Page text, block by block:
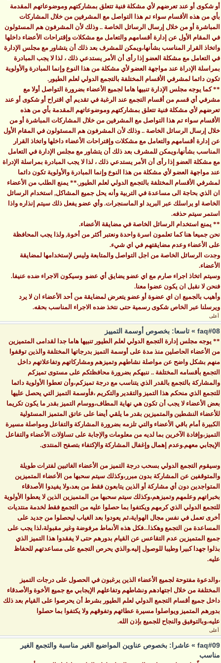
أو شكوى أو عند تعرضهم لأي مشكلة فنية تتعلق بمشاركتهم وموضوعاتهم المقدمة
بأي من هذه الأقسام سواء تم هذا التواصل مع المشرفين من خلال المشاركات
المباشرة أو من خلال إرسال الرسائل الخاصة .. وذلك لأن المشرفون هم المسئولون
في المقام الأول عن إدارة أقسامهم والتعامل مع مشكلات وإقتراحات الأعضاء داخلها
واتخاذ القرار المناسب بشأنها،ويمكن للمشرف بعد ذلك أن يتشاور مع مجلس الإدارة
في التعامل مع مشكلة العضو إذا رأى أن الأمر يستدعي ذلك ، لذا لا يجب المبادرة
بمراسلة الإدراة عند مواجهة العضو لأي مشكلة من هذا النوع وإنما المبادرة والأولوية
تكون دائما لمشرفي الأقسام المختلفة بالتجمع الدولي لعلم الطيور.
** كما يوجه مجلس الإدارة تنبيها هاما لجميع الأعضاء بضرورة التواصل أولا مع
مشرفي أي قسم من أقسام التجمع عند الرغبة في تقديم أي اقتراح أو شكوى أو عند
تعرضهم لأي مشكلة فنية تتعلق بمشاركتهم وموضوعاتهم المقدمة بأي من هذه
الأقسام سواء تم هذا التواصل مع المشرفين من خلال المشاركات المباشرة أو من
خلال إرسال الرسائل الخاصة .. وذلك لأن المشرفون هم المسئولون في المقام الأول
عن إدارة أقسامهم والتعامل مع مشكلات وإقتراحات الأعضاء داخلها واتخاذ القرار
المناسب بشأنها،ويمكن للمشرف بعد ذلك أن يتشاور مع مجلس الإدارة في التعامل
مع مشكلة العضو إذا رأى أن الأمر يستدعي ذلك ، لذا لا يجب المبادرة بمراسلة الإدراة
عند مواجهة العضو لأي مشكلة من هذا النوع وإنما المبادرة والأولوية تكون دائما
لمشرفي الأقسام المختلفة بالتجمع الدولي لعلم الطيور.** يمنع الطلب من الأعضاء
ان الذي بحاجة الى مساعدة في التربية وأنه يحل جميع المشاكل, استخدام الرسائل
الخاصة او يراسلك عبر البريد او الماسنجرات. وأي عضو يفعل ذلك سيتم إنذاره واذا
استمر سيتم حذفه.
** يمنع استخدام الرسائل الخاصة في مضايقة الأعضاء.
نحن جميعا هنا كما تعلمون اسرة واحدة ونعتبر أكثر من أخوة, ولذا يجب المحافظة
على الأعضاء وعدم مضايقتهم في اي شيء.
وجدت الرسائل الخاصة من اجل التواصل والمتابعة وليس لإستخدامها لمضايقة
الأعضاء.
وسيتم اتخاذ اجراء صارم مع اي عضو يضايق أي عضو وسيكون الاجراء ضده عنيفا.
فنحن لا نقبل ان يكون عضوا معنا.
وأهيب بالجميع ان اي عضوة أو عضو يتعرض لمضايقة من أحد الأعضاء ان لا يرد
ويرسلنا عبر الخاص شكوى رسمية حتى نتخذ ضده الاجراء المناسب بحقه.
أعلى
faq#08 » تاسعا: بخصوص أوسمة التمييز
** يوجه مجلس إدارة التجمع الدولي لعلم الطيور تنبيها هاما جدا لقدامى المتميزين
من الأعضاء الحاصلين منذ مدة على أوسمة التميز بدرجاتها المختلفة والذين توقفوا
منهم بشكل واضح عن مواصلة نشاطهم وتميزهم ومشاركاتهم وتفاعلاتهم داخل
التجمع بأقسامه المختلفة .. ننبهكم بضرورة محافظتكم على مستوى تميزكم
والمشاركة بالتجمع بالقدر الذي يتناسب مع درجة تميزكم،وأن تعطوا الأولوية دائما
للتجمع الذي منحكم هذا التميز والتقدير والتكريم ،فأوسمة التميز التي يحصل عليها
بعض الأعضاء لا يجب أن تكون هي نهاية المطاف،ووسام التميز بقدر ما يكون تكريما
للأعضاء النشطين والمتميزين بقدر ما يلقي أيضا على عاتق المتميز المسئولية
الكبيرة أمام باقي الأعضاء والتي تلزمه بضرورة المشاركة والتفاعل ومواصلة مسيرة
التميز،وإفادة الآخرين بما لديه من معلومات والإجابة على تساؤلات الأعضاء والتفاعل
الإيجابي معهم.وعدم إهمال وإغفال المشاركة والإكتفاء بتصفح المنتدى.
وسيقوم التجمع الدولي بسحب درجة التميز من الأعضاء الغائبين لفترات طويلة
والمتوقفين عن المشاركة بدون مبرر،وكذلك سيتم سحبها من الأعضاء المتميزين
المتواجدين دون أي مشاركة أو الذين يتابعون فقط من بعد،ولا يفيدوا الأصدقاء
بخبراتهم وعلمهم وتميزهم،وكذلك سيتم سحبها من المتميزين الذين لا يعطوا الأولوية
للتجمع الدولي الذي كرمهم ويكتفوا بما حصلوا عليه من التجمع فقط لخدمة منتديات
أخرى تعمل في نفس مجال الهواية،ثم يعودوا بعد الغياب ليحصلوا من جديد على
المساعدة من التجمع وهكذا...فكل هذه الأنماط مرفوضة وغير مقبولة،لذا يجب على
جميع المتميزين عدم التقاعس عن القيام بدورهم حتى لا يفقدوا هذا التميز الذي
بذلوا جهدا كبيرا وطيبا للوصول إليه.والذي يحرص التجمع على مساعدتهم للحفاظ
عليه.
،والدعوة مفتوحة لجميع الأعضاء الذين يرغبون في الحصول على درجات التميز
المختلفة من خلال اجتهادهم ونشاطهم وتفاعلهم الإيجابي مع جميع الأخوة والأصدقاء
داخل جميع أقسام التجمع الدولي لعلم الطيور بشرط أن يحرصوا على القيام بعد ذلك
بدورهم المتميز ويواصلوا مسيرة عطائهم وتفوقهم ولا يكتفوا بما حصلوا
عليه،وبالتوفيق والنجاح للجميع بإذن الله.
أعلى
faq#09 » عاشرا: بخصوص عناوين المواضيع الغير مناسبة والتجمع الغير
مناسب